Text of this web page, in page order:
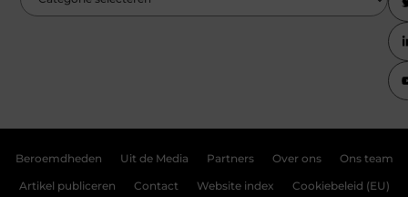
Beroemdheden Uit de Media Partners Over ons Ons team
Artikel publiceren Contact Website index Cookiebeleid (EU)